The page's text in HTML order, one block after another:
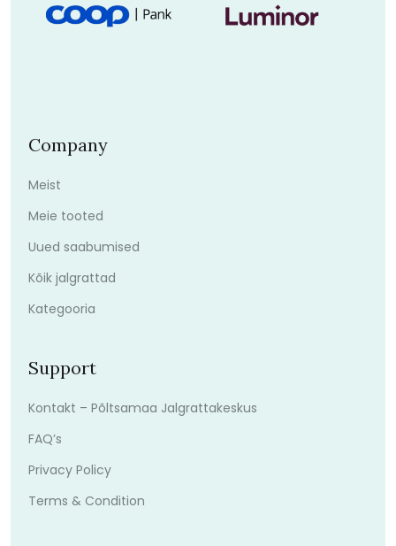
Company
Meist
Meie tooted
Uued saabumised
Kõik jalgrattad
Kategooria
Support
Kontakt – Põltsamaa Jalgrattakeskus
FAQ’s
Privacy Policy
Terms & Condition